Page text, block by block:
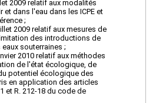
2009 relatif aux modalités
et dans l'eau dans les ICPE et
;
2009 relatif aux mesures de
des introductions de
souterraines ;
2010 relatif aux méthodes
de l'état écologique, de
potentiel écologique des
en application des articles
et R. 212-18 du code de